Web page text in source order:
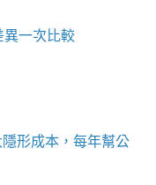
異一次比較
形成本，每年幫公